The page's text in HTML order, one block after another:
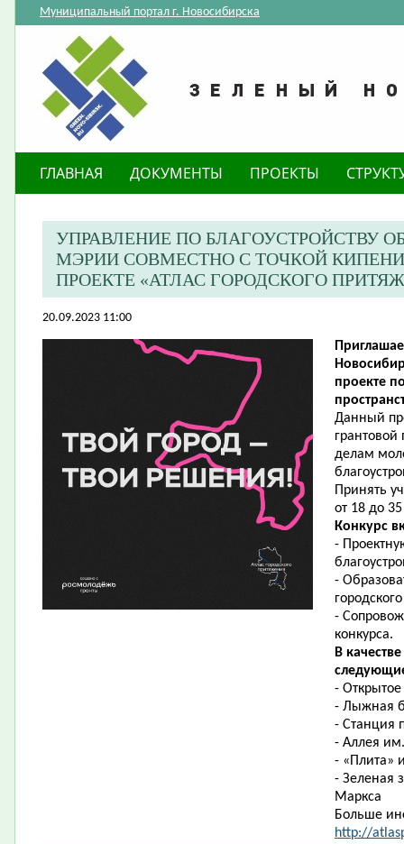
Муниципальный портал г. Новосибирска
ГЛАВНАЯ ДОКУМЕНТЫ ПРОЕКТЫ
УПРАВЛЕНИЕ ПО БЛАГОУСТРОЙСТВУ
МЭРИИ СОВМЕСТНО С ТОЧКОЙ
ПРОЕКТЕ «АТЛАС ГОРОДСКОГО
20.09.2023 11:00
проекте
Данный
грантовой
делам
Принять
от 18 до
Конкурс
-
-
-
конкурса.
В
- Открытое
- Лыжная
- Станция
- Аллея
- «Плита»
- Зеленая
Маркса
Больше
http://